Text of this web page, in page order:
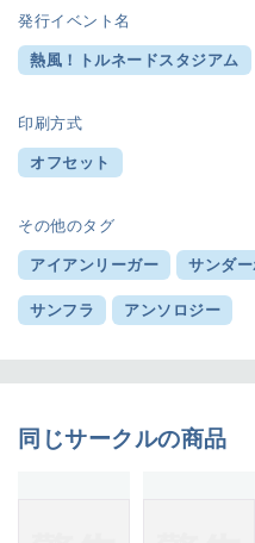
発行イベント名
熱風！トルネードスタジアム
印刷方式
オフセット
その他のタグ
アイアンリーガー サンダー
サンフラ アンソロジー
同じサークルの商品